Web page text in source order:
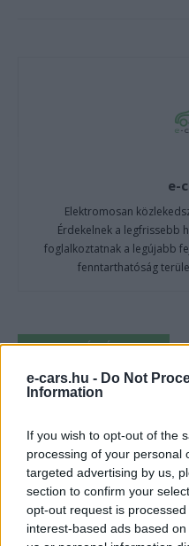
e-cars.hu - Do Not
Information
If you wish to opt-out of the
processing of your personal
targeted advertising by us,
section to confirm your
opt-out request is
interest-based ads based
e-
Elektromosan
Érdekelnek a legfrissebb
foglalkoztatnak a legújabb
fenntarthatóság
KAPCSOLÓDÓ CIKKEK
Elektromos
autó
Elektromos
autó
A